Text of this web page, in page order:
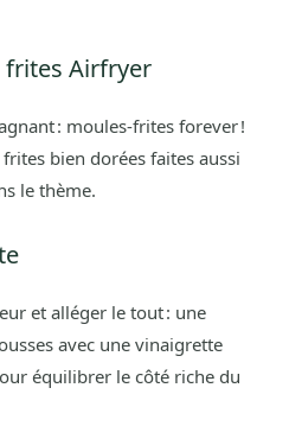
frites Airfryer
: moules-frites forever !
bien dorées faites aussi
le thème.
et alléger le tout : une
avec une vinaigrette
équilibrer le côté riche du